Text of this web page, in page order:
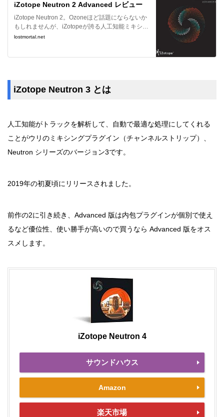
iZotope Neutron 2 Advanced レビュー
iZotope Neutron 2。Ozoneほど話題にならないか
もしれませんが、iZotopeが誇る人工知能ミキシン
グプラグインは、やはり良い感じです。こちらもA
lostmortal.net
iZotope Neutron 3 とは
人工知能がトラックを解析して、自動で最適な処理にしてくれる
ことがウリのミキシングプラグイン（チャンネルストリップ）、
Neutron シリーズのバージョン3です。
2019年の初夏頃にリリースされました。
前作の2に引き続き、Advanced 版は内包プラグインが個別で使え
るなど優位性、使い勝手が高いので買うなら Advanced 版をオス
スメします。
iZotope Neutron 4
サウンドハウス
Amazon
楽天市場